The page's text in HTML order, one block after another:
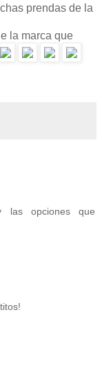
prendas de la
la marca que
las opciones que